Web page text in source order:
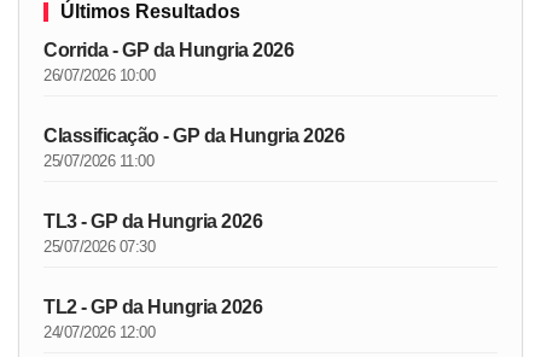
Últimos Resultados
Corrida - GP da Hungria 2026
26/07/2026 10:00
Classificação - GP da Hungria 2026
25/07/2026 11:00
TL3 - GP da Hungria 2026
25/07/2026 07:30
TL2 - GP da Hungria 2026
24/07/2026 12:00